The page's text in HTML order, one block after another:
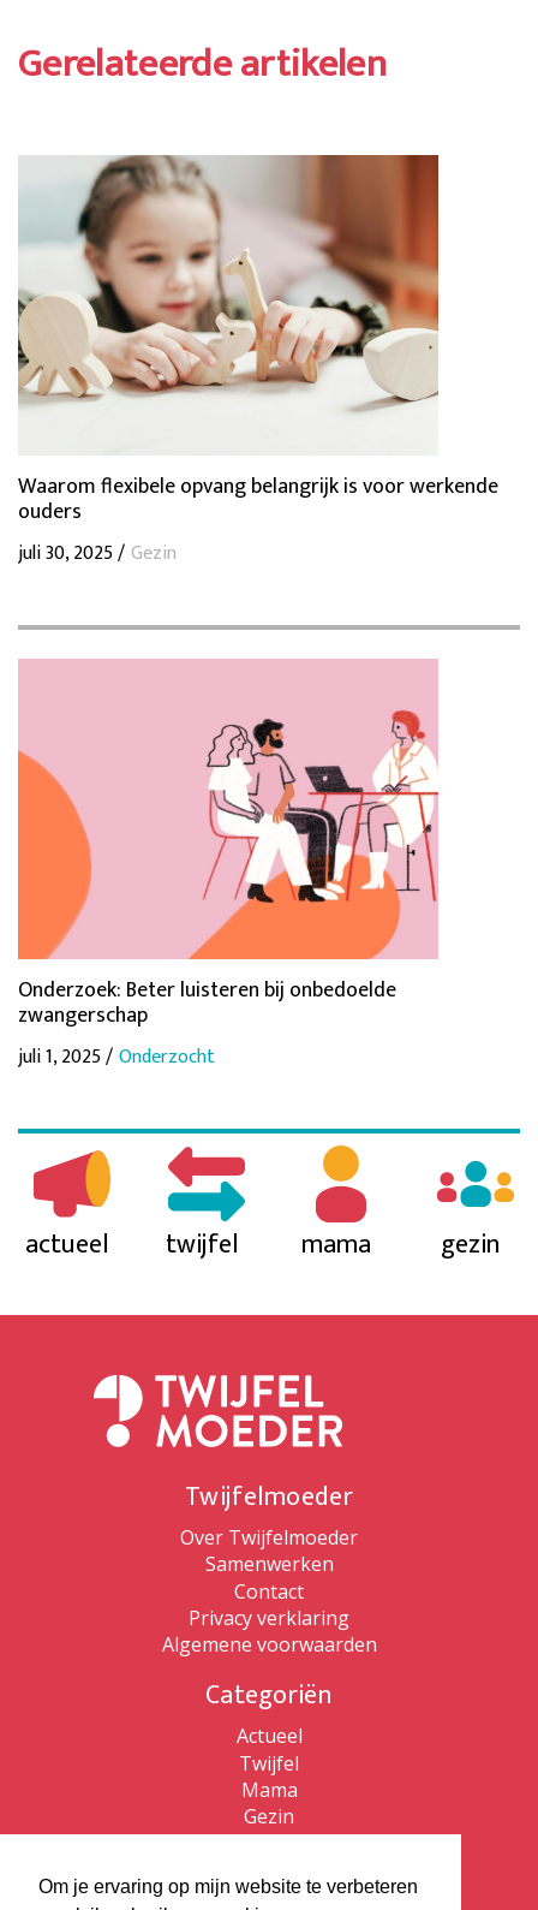
Om je ervaring op mijn website te verbeteren
Gerelateerde artikelen
Waarom flexibele opvang belangrijk is voor werkende
ouders
juli 30, 2025 /Gezin
Onderzoek: Beter luisteren bij onbedoelde
zwangerschap
juli 1, 2025 /Onderzocht
actueel twijfel mama gezin
Twijfelmoeder
Over Twijfelmoeder
Samenwerken
Contact
Privacy verklaring
Algemene voorwaarden
Categoriën
Actueel
Twijfel
Mama
Gezin
Patricia de Ryck